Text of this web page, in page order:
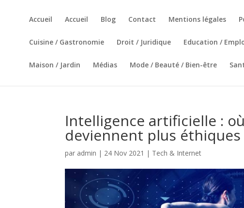
Accueil Accueil Blog Contact Mentions légales
Cuisine / Gastronomie Droit / Juridique Education /
Maison / Jardin Médias Mode / Beauté / Bien-être
Intelligence artificielle :
deviennent plus éthiques
par admin | 24 Nov 2021 | Tech & Internet